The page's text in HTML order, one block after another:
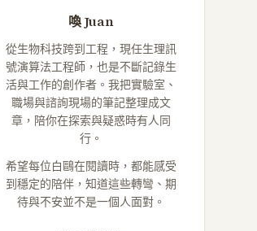
喚 Juan
從生物科技跨到工程，現任生理訊
號演算法工程師，也是不斷記錄生
活與工作的創作者。我把實驗室、
職場與諮詢現場的筆記整理成文
章，陪你在探索與疑惑時有人同
行。
希望每位白鷗在閱讀時，都能感受
到穩定的陪伴，知道這些轉彎、期
待與不安並不是一個人面對。